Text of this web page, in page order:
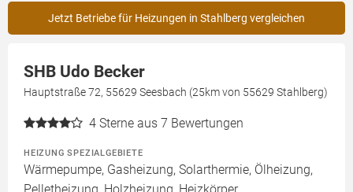
Jetzt Betriebe für Heizungen in Stahlberg vergleichen
SHB Udo Becker
Hauptstraße 72, 55629 Seesbach (25km von 55629 Stahlberg)
4 Sterne aus 7 Bewertungen
HEIZUNG SPEZIALGEBIETE
Wärmepumpe, Gasheizung, Solarthermie, Ölheizung,